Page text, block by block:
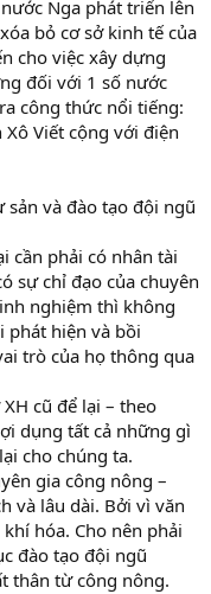
Nga phát triển lên
bỏ cơ sở kinh tế của
cho việc xây dựng
đối với 1 số nước
công thức nổi tiếng:
Viết cộng với điện
và đào tạo đội ngũ
cần phải có nhân tài
sự chỉ đạo của chuyên
nghiệm thì không
phát hiện và bồi
trò của họ thông qua
cũ để lại – theo
dụng tất cả những gì
cho chúng ta.
gia công nông –
và lâu dài. Bởi vì văn
hóa. Cho nên phải
đào tạo đội ngũ
thân từ công nông.